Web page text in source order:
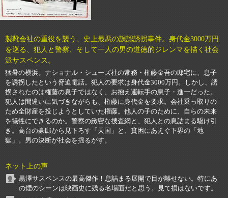
製靴会社の重役を襲う、史上最悪の誤認誘拐事件。身代金3000万円
を巡る、犯人と警察、そして一人の男の道徳的ジレンマを描く社会
派サスペンス。
猛暑の横浜。ナショナル・シューズ社の常務・権藤金吾の邸宅に、息子
を誘拐したという脅迫電話。犯人の要求は身代金3000万円。しかし、誘
拐されたのは権藤の息子ではなく、お抱え運転手の息子・進一だった。
犯人は間違いに気づきながらも、権藤に身代金を要求。会社乗っ取りの
ため全財産を投じようとしていた権藤。他人の子のために、自らの未来
を犠牲にできるのか。警察の緻密な捜査網と、犯人との息詰まる駆け引
き。高台の豪邸から見下ろす「天国」と、貧困にあえぐ下界の「地
獄」。男の決断が社会を揺るがす。
ネット上の声
黒澤サスペンスの最高傑作！息詰まる展開で目が離せない。特にあ
の煙のシーンは映画史に残る名場面だと思う。見て損はないです。